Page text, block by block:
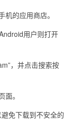
的应用商店。
用户则打开
，并点击搜索按
。
免下载到不安全的